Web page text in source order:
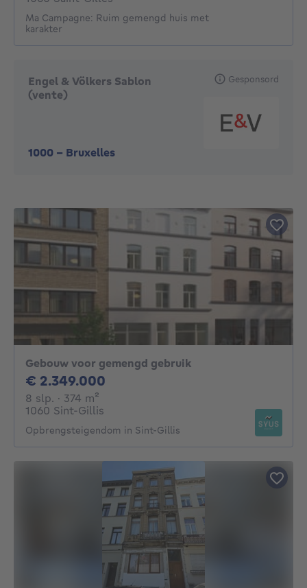
Ma Campagne: Ruim gemengd huis met
karakter
Engel & Völkers Sablon
(vente)
1000 - Bruxelles
Gesponsord
Gebouw voor gemengd gebruik
€ 2.349.000
8 slp. 8 slaapkamers
· 374 m²
1060 Sint-Gillis
Opbrengsteigendom in Sint-Gillis